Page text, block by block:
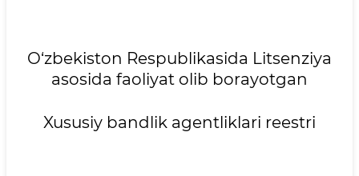
O‘zbekiston Respublikasida Litsenziya
asosida faoliyat olib borayotgan
Xususiy bandlik agentliklari reestri